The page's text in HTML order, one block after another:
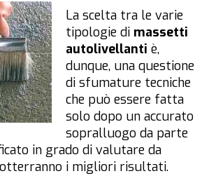
La scelta tra le varie
tipologie di massetti
autolivellanti è,
dunque, una questione
di sfumature tecniche
che può essere fatta
solo dopo un accurato
sopralluogo da parte
in grado di valutare da
i migliori risultati.